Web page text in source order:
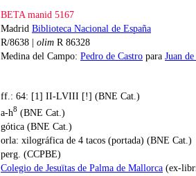
BETA manid 5167
Madrid Biblioteca Nacional de España
R/8638 | olim R 86328
Medina del Campo: Pedro de Castro para Juan
ff.: 64: [1] II-LVIII [!] (BNE Cat.)
a-h8 (BNE Cat.)
gótica (BNE Cat.)
orla: xilográfica de 4 tacos (portada) (BNE Cat.)
perg. (CCPBE)
Colegio de Jesuïtas de Palma de Mallorca (ex-